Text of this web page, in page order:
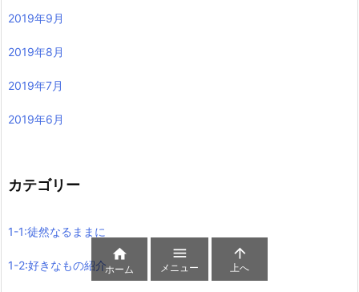
2019年9月
2019年8月
2019年7月
2019年6月
カテゴリー
1-1:徒然なるままに
1-2:好きなもの紹介

ホーム

メニュー

上へ